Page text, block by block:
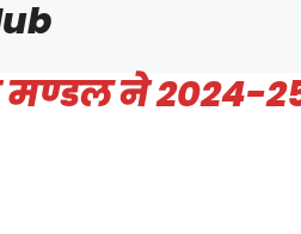
मण्डल ने 2024-